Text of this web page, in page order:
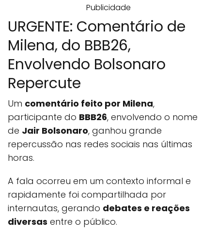
Publicidade
URGENTE: Comentário de
Milena, do BBB26,
Envolvendo Bolsonaro
Repercute
Um comentário feito por Milena,
participante do BBB26, envolvendo o nome
de Jair Bolsonaro, ganhou grande
repercussão nas redes sociais nas últimas
horas.
A fala ocorreu em um contexto informal e
rapidamente foi compartilhada por
internautas, gerando debates e reações
diversas entre o público.